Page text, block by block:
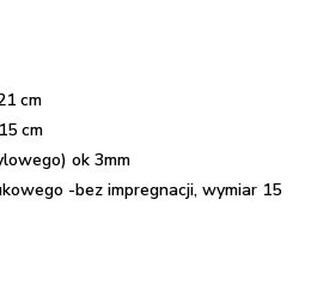
cm
cm
ok 3mm
-bez impregnacji, wymiar 15